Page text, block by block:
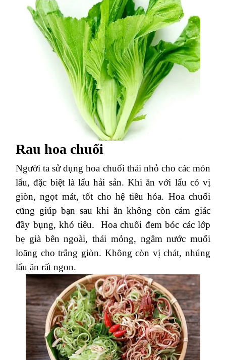
Rau hoa chuối
Người ta sử dụng hoa chuối thái nhỏ cho các món
lẩu, đặc biệt là lẩu hải sản. Khi ăn với lẩu có vị
giòn, ngọt mát, tốt cho hệ tiêu hóa. Hoa chuối
cũng giúp bạn sau khi ăn không còn cảm giác
đầy bụng, khó tiêu.
Hoa chuối đem bóc các lớp
bẹ già bên ngoài, thái mỏng, ngâm nước muối
loãng cho trắng giòn. Không còn vị chát, nhúng
lẩu ăn rất ngon.